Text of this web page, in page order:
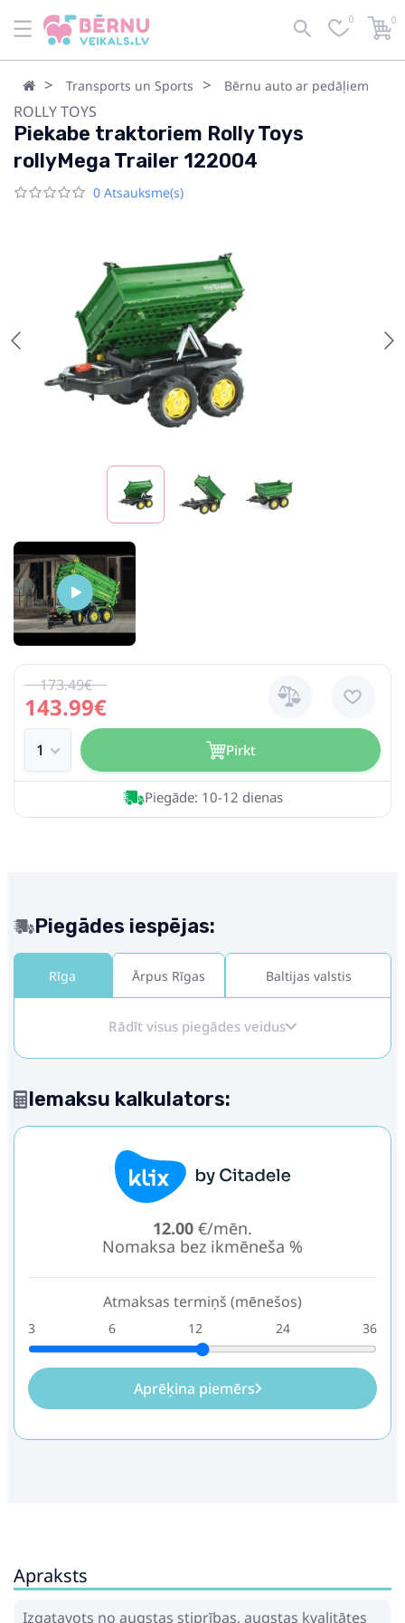
0 0
Transports un Sports Bērnu auto ar pedāļiem
ROLLY TOYS
Piekabe traktoriem Rolly Toys
rollyMega Trailer 122004
0 Atsauksme(s)
143.99€
173.49€
Pirkt
Piegāde: 10-12 dienas
Piegādes iespējas:
Rīga Ārpus Rīgas Baltijas valstis
Rādīt visus piegādes veidus
Iemaksu kalkulators:
12.00 €/mēn.
Nomaksa bez ikmēneša %
Atmaksas termiņš (mēnešos)
3 6 12 24 36
Aprēķina piemērs
Apraksts
Izgatavots no augstas stiprības, augstas kvalitātes